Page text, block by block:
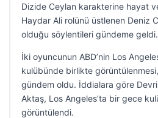
Dizide Ceylan karakterine hayat
Haydar Ali rolünü üstlenen Deniz
olduğu söylentileri gündeme geldi.
İki oyuncunun ABD’nin Los
kulübünde birlikte
gündem oldu. İddialara göre
Aktaş, Los Angeles’ta bir gece
görüntülendi.